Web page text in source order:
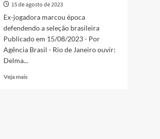
15 de agosto de 2023
Ex-jogadora marcou época
defendendo a seleção brasileira
Publicado em 15/08/2023 - Por
Agência Brasil - Rio de Janeiro ouvir:
Delma...
Veja maisRead